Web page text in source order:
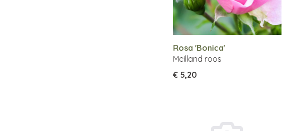
Rosa 'Bonica'
Meilland roos
€ 5,20